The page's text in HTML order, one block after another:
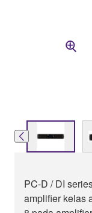
PC-D / DI
amplifier kelas